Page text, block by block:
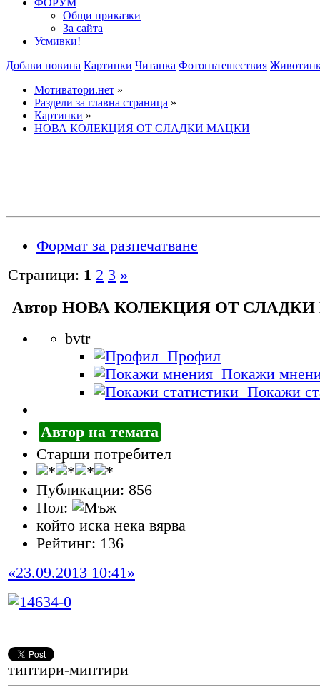
ФОРУМ
Общи приказки
За сайта
Усмивки!
Добави новина Картинки Читанка Фотопътешествия
Мотиватори.нет »
Раздели за главна страница »
Картинки »
НОВА КОЛЕКЦИЯ ОТ СЛАДКИ МАЦКИ
Формат за разпечатване
Страници: 1 2 3 »
Автор НОВА КОЛЕКЦИЯ ОТ
bvtr
Профил
Покажи
Покажи
Автор на темата
Старши потребител
Публикации: 856
Пол:
който иска нека вярва
Рейтинг: 136
«23.09.2013 10:41»
тинтири-минтири